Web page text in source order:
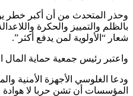
وحذر المتحدث من أن أكبر خطر
بالظلم والتمييز والحكرة
شعار “الأولوية لمن يدفع أكثر”.
واعتبر رئيس جمعية حماية
ودعا الغلوسي الأجهزة الأمنية
المؤسسات أن تشن حربا لا هوادة